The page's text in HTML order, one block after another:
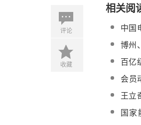
评论
收藏
相关阅
中国
基地
博州
行
百亿
地、
会员
站助
王立
热、
国家